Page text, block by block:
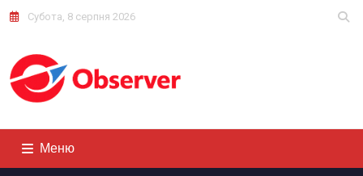
Субота, 8 серпня 2026
Меню